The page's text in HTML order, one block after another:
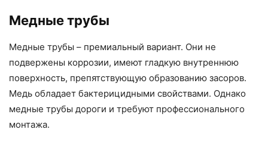
Медные трубы
Медные трубы – премиальный вариант. Они не
подвержены коррозии, имеют гладкую внутреннюю
поверхность, препятствующую образованию засоров.
Медь обладает бактерицидными свойствами. Однако
медные трубы дороги и требуют профессионального
монтажа.